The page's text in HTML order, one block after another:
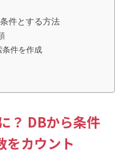
件とする方法
条件を作成
？ DBから条件
をカウント